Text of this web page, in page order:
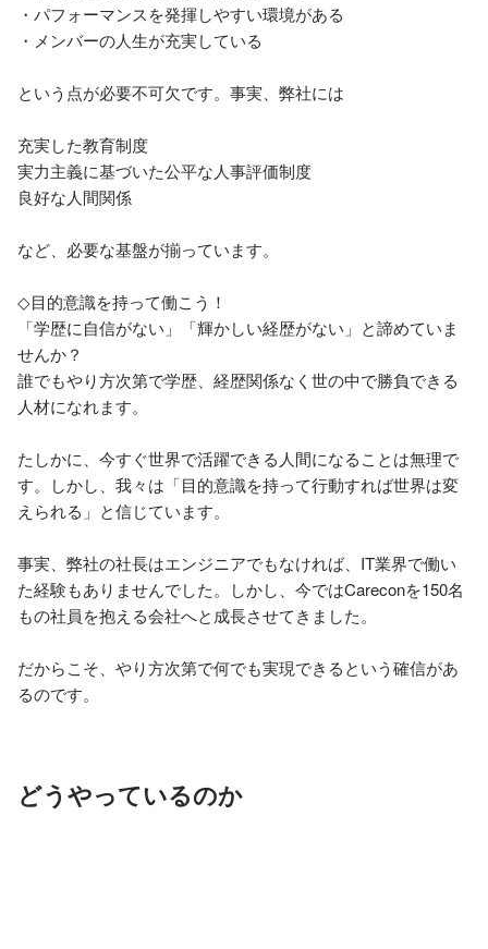
・パフォーマンスを発揮しやすい環境がある
・メンバーの人生が充実している
という点が必要不可欠です。事実、弊社には
充実した教育制度
実力主義に基づいた公平な人事評価制度
良好な人間関係
など、必要な基盤が揃っています。
◇目的意識を持って働こう！
「学歴に自信がない」「輝かしい経歴がない」と諦めていま
せんか？
誰でもやり方次第で学歴、経歴関係なく世の中で勝負できる
人材になれます。
たしかに、今すぐ世界で活躍できる人間になることは無理で
す。しかし、我々は「目的意識を持って行動すれば世界は変
えられる」と信じています。
事実、弊社の社長はエンジニアでもなければ、IT業界で働い
た経験もありませんでした。しかし、今ではCareconを150名
もの社員を抱える会社へと成長させてきました。
だからこそ、やり方次第で何でも実現できるという確信があ
るのです。
どうやっているのか